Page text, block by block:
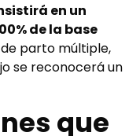
en un
de la base
parto múltiple,
se reconocerá un
que